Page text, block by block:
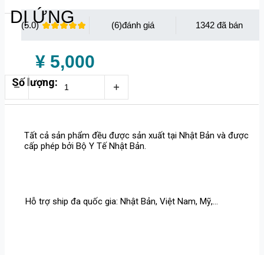
Hỗ trợ ship đa quốc gia: Nhật Bản, Việt Nam, Mỹ,...
1342
(6)
(5.0)
¥ 5,000
Tất cả sản phẩm đều được sản xuất tại Nhật Bản và được
cấp phép bởi Bộ Y Tế Nhật Bản.
DỊ ỨNG
Số lượng: